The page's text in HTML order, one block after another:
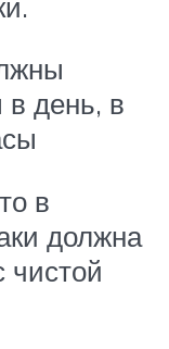
день, в
в
должна
чистой